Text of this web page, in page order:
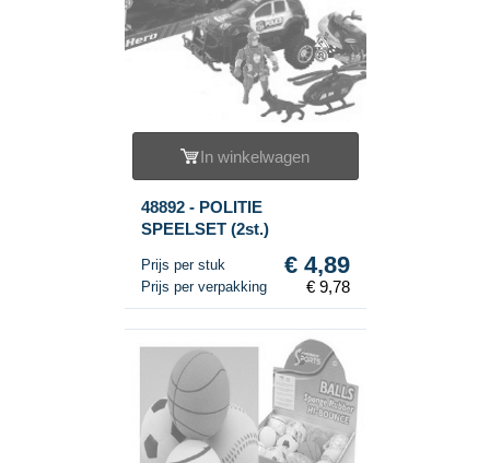
In winkelwagen
48892 - POLITIE
SPEELSET (2st.)
Prijs per stuk € 4,89
Prijs per verpakking € 9,78